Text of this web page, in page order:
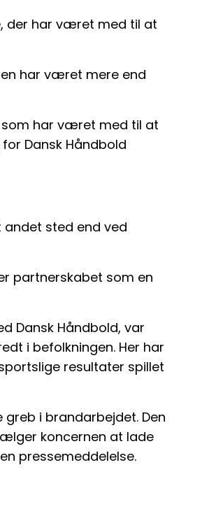
der har været med til at
har været mere end
har været med til at
Dansk Håndbold
andet sted end ved
partnerskabet som en
Dansk Håndbold, var
i befolkningen. Her har
resultater spillet
i brandarbejdet. Den
koncernen at lade
pressemeddelelse.